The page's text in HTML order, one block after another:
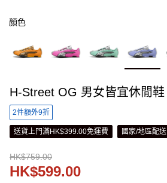
顏色
H-Street OG 男女皆宜休閒鞋
2件額外9折
送貨上門滿HK$399.00免運費 國家/地區配送
HK$759.00
HK$599.00